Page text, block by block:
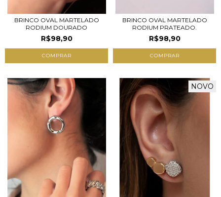
BRINCO OVAL MARTELADO
RODIUM DOURADO
R$98,90
BRINCO OVAL MARTELADO
RODIUM PRATEADO.
R$98,90
NOVO